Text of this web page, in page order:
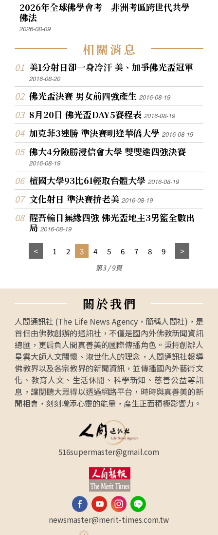
2026年全球佛學會考 非洲考區跨世代共學
佛法
2026-08-09
相關消息
美1分射日卻一身冷汗 美、加爭佛光盃冠軍
2016-08-20
佛光盃決賽 男女前四強產生2016-08-19
8月20日 佛光盃DAY5賽程表2016-08-19
加克菲3連勝 準決賽明逢華僑大學2016-08-19
佛大4分險勝浸信會大學 雙雙進四強決賽
2016-08-19
檀國大學93比61輕取台體大學2016-08-19
文化射日 準決賽拚老美2016-08-19
醒吾輸日無緣四強 佛光盃地主3男籃全數出
局2016-08-19
1 2 3 4 5 6 7 8 9
第3 / 9頁
關於我們
人間通訊社 (The Life News Agency，簡稱人間社)，是
首個由佛教創辦的通訊社，不僅是國內外佛教新聞資訊
總匯，更肩負人間真善美的國際傳播角色。秉持創辦人
星雲大師人文關懷、淑世化人的理念，人間通訊社報導
佛教界以及各宗教界的新聞資訊，並傳播國內外藝術文
化、教育人文、生活休閒、科學新知、慈善公益等訊
息，讓閱聽大眾得以透過網路平台，時時與真善美的新
聞相會，刻刻增添心靈的能量，產生正面積極影響力。
516supermaster@gmail.com
newsmaster@merit-times.com.tw